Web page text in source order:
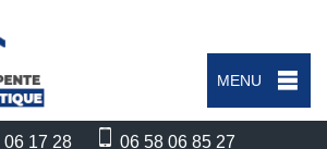
MENU
06 17 28 06 58 06 85 27